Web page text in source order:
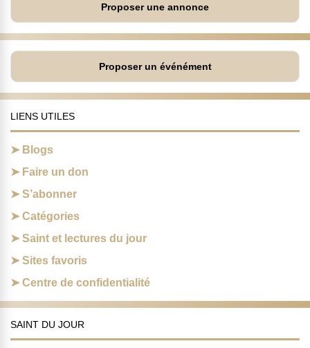
Proposer une annonce
Proposer un événément
LIENS UTILES
Blogs
Faire un don
S’abonner
Catégories
Saint et lectures du jour
Sites favoris
Centre de confidentialité
SAINT DU JOUR